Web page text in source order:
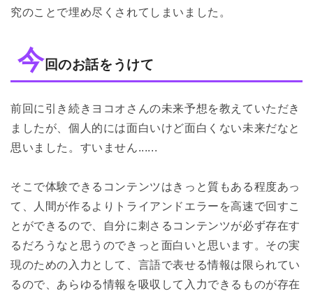
究のことで埋め尽くされてしまいました。
今回のお話をうけて
前回に引き続きヨコオさんの未来予想を教えていただき
ましたが、個人的には面白いけど面白くない未来だなと
思いました。すいません......
そこで体験できるコンテンツはきっと質もある程度あっ
て、人間が作るよりトライアンドエラーを高速で回すこ
とができるので、自分に刺さるコンテンツが必ず存在す
るだろうなと思うのできっと面白いと思います。その実
現のための入力として、言語で表せる情報は限られてい
るので、あらゆる情報を吸収して入力できるものが存在